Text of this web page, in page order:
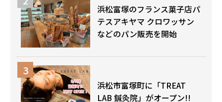
浜松富塚のフランス菓子店パ
テスアキヤマ クロワッサン
などのパン販売を開始
浜松市富塚町に「TREAT
LAB 鍼灸院」がオープン!!